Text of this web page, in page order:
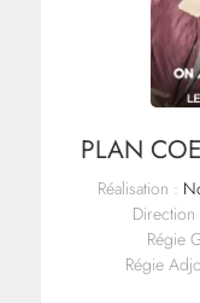
PLAN
Réalisation :
Régie
Régie